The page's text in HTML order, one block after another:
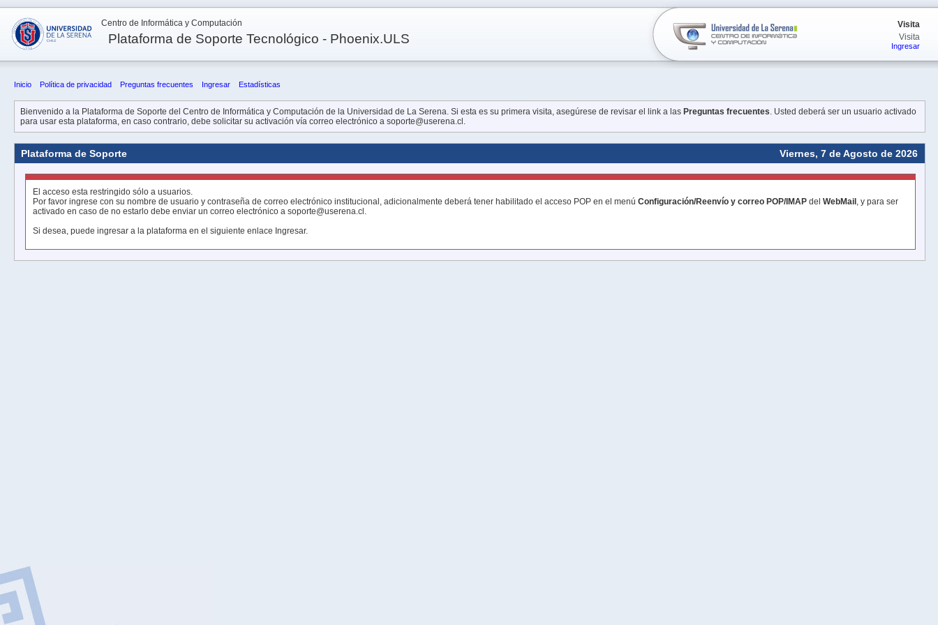
Centro de Informática y Computación
Plataforma de Soporte Tecnológico - Phoenix.ULS
Visita
Visita
Ingresar
Inicio Política de privacidad Preguntas frecuentes Ingresar Estadísticas
Bienvenido a la Plataforma de Soporte del Centro de Informática y Computación de la Universidad de La Serena. Si esta es su primera visita, asegúrese de revisar el link a las Preguntas frecuentes. Usted deberá ser un usuario activado
para usar esta plataforma, en caso contrario, debe solicitar su activación vía correo electrónico a soporte@userena.cl.
Plataforma de Soporte Viernes, 7 de Agosto de 2026
El acceso esta restringido sólo a usuarios.
Por favor ingrese con su nombre de usuario y contraseña de correo electrónico institucional, adicionalmente deberá tener habilitado el acceso POP en el menú Configuración/Reenvío y correo POP/IMAP del WebMail , y para ser
activado en caso de no estarlo debe enviar un correo electrónico a soporte@userena.cl.
Si desea, puede ingresar a la plataforma en el siguiente enlace Ingresar.